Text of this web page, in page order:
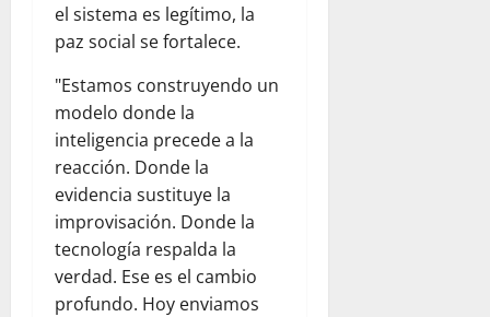
el sistema es legítimo, la
paz social se fortalece.
"Estamos construyendo un
modelo donde la
inteligencia precede a la
reacción. Donde la
evidencia sustituye la
improvisación. Donde la
tecnología respalda la
verdad. Ese es el cambio
profundo. Hoy enviamos